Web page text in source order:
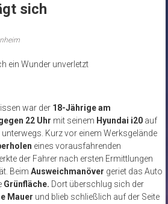
sich
ein Wunder unverletzt
war der18-Jährige am
22 Uhr mit seinem Hyundai i20auf
unterwegs. Kurz vor einem Werksgelände
eines vorausfahrenden
der Fahrer nach ersten Ermittlungen
Beim Ausweichmanöver geriet das Auto
Grünfläche. Dort überschlug sich der
Mauer und blieb schließlich auf der Seite